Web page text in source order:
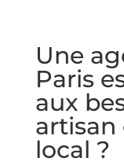
Une
Paris
aux
local ?